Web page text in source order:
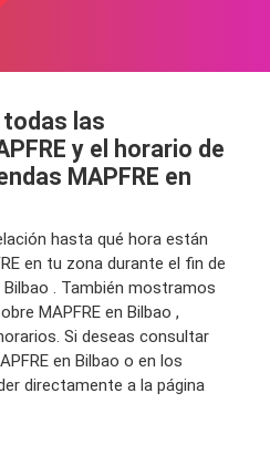
las
y el horario de
MAPFRE en
hasta qué hora están
en tu zona durante el fin de
. También mostramos
MAPFRE en Bilbao ,
Si deseas consultar
en Bilbao o en los
directamente a la página